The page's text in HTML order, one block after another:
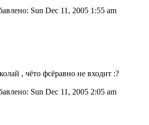
Sun Dec 11, 2005 1:55 am
, чёто фсёравно не входит :?
Sun Dec 11, 2005 2:05 am